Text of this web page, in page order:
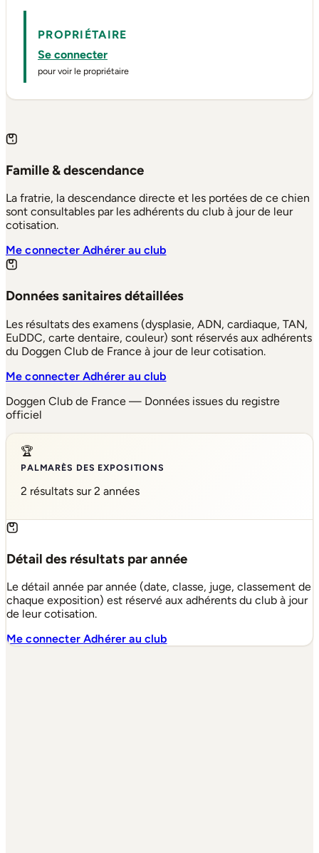
PROPRIÉTAIRE
Se connecter
pour voir le propriétaire
Famille & descendance
La fratrie, la descendance directe et les portées de ce chien
sont consultables par les adhérents du club à jour de leur
cotisation.
Me connecterAdhérer au club
Données sanitaires détaillées
Les résultats des examens (dysplasie, ADN, cardiaque, TAN,
EuDDC, carte dentaire, couleur) sont réservés aux adhérents
du Doggen Club de France à jour de leur cotisation.
Me connecterAdhérer au club
Doggen Club de France — Données issues du registre
officiel
🏆
PALMARÈS DES EXPOSITIONS
2 résultats sur 2 années
Détail des résultats par année
Le détail année par année (date, classe, juge, classement de
chaque exposition) est réservé aux adhérents du club à jour
de leur cotisation.
Me connecterAdhérer au club